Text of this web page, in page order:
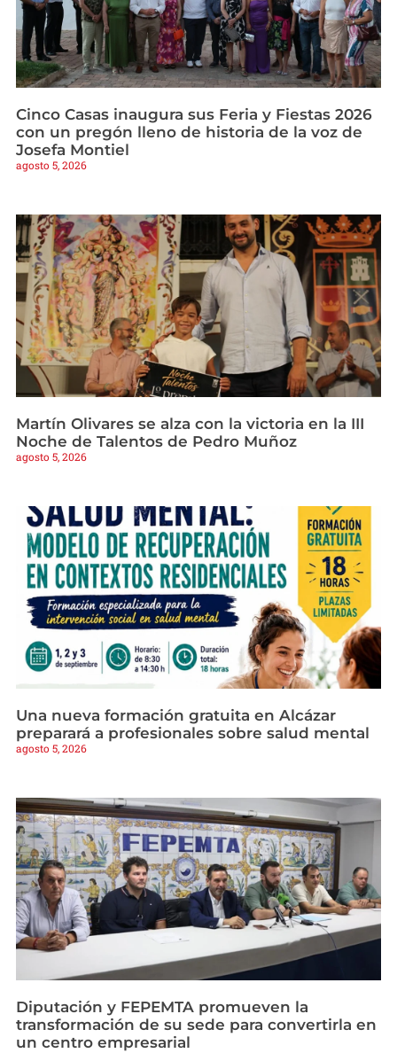
Cinco Casas inaugura sus Feria y Fiestas 2026
con un pregón lleno de historia de la voz de
Josefa Montiel
agosto 5, 2026
Martín Olivares se alza con la victoria en la III
Noche de Talentos de Pedro Muñoz
agosto 5, 2026
Una nueva formación gratuita en Alcázar
preparará a profesionales sobre salud mental
agosto 5, 2026
Diputación y FEPEMTA promueven la
transformación de su sede para convertirla en
un centro empresarial